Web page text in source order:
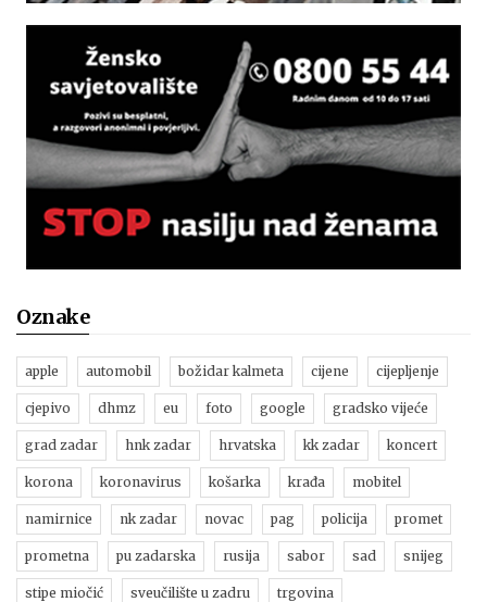
Oznake
apple automobil božidar kalmeta cijene cijepljenje
cjepivo dhmz eu foto google gradsko vijeće
grad zadar hnk zadar hrvatska kk zadar koncert
korona koronavirus košarka krađa mobitel
namirnice nk zadar novac pag policija promet
prometna pu zadarska rusija sabor sad snijeg
stipe miočić sveučilište u zadru trgovina